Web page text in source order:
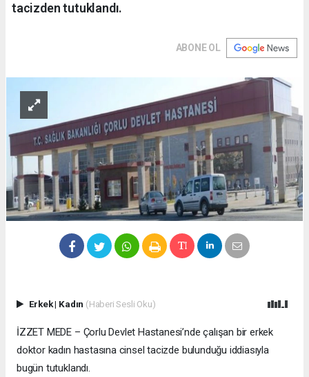
tacizden tutuklandı.
ABONE OL
Erkek| Kadın (Haberi Sesli Oku)
İZZET MEDE – Çorlu Devlet Hastanesi’nde çalışan bir erkek
doktor kadın hastasına cinsel tacizde bulunduğu iddiasıyla
bugün tutuklandı.